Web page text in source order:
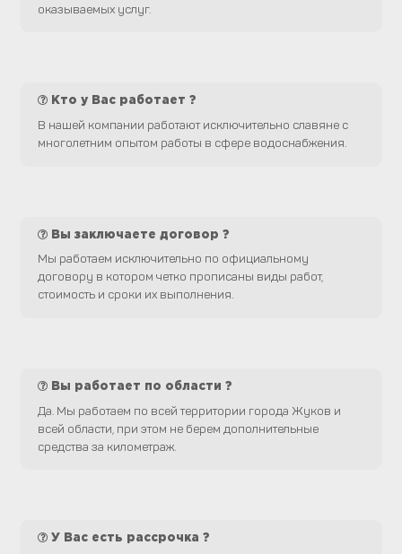
оказываемых услуг.
Кто у Вас работает ?
В нашей компании работают исключительно славяне с
многолетним опытом работы в сфере водоснабжения.
Вы заключаете договор ?
Мы работаем исключительно по официальному
договору в котором четко прописаны виды работ,
стоимость и сроки их выполнения.
Вы работает по области ?
Да. Мы работаем по всей территории города Жуков и
всей области, при этом не берем дополнительные
средства за километраж.
У Вас есть рассрочка ?